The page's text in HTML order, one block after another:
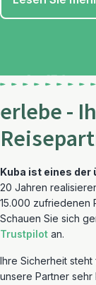
erlebe -
Kuba ist eines der
20 Jahren
15.000 zufriedenen
Schauen Sie sich
Trustpilot an.
Ihre Sicherheit
unsere Partner